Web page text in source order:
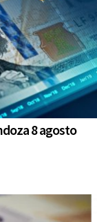
8 agosto